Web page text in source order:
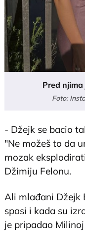
Pred
Foto:
- Džejk se bacio
"Ne možeš to da
mozak
Džimiju Felonu.
Ali mlađani Džejk
spasi i kada su
je pripadao